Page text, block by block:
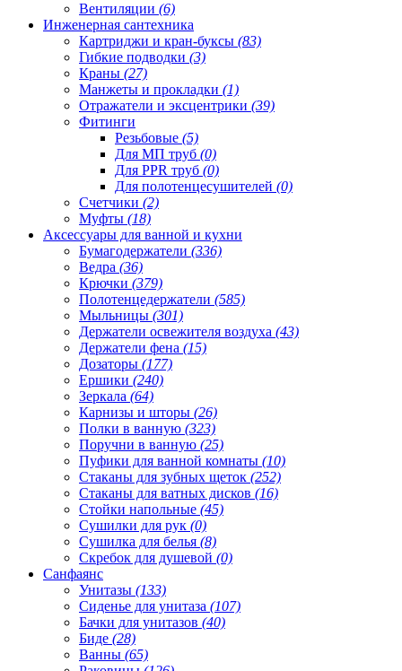
Вентиляции (6)
Инженерная сантехника
Картриджи и кран-буксы (83)
Гибкие подводки (3)
Краны (27)
Манжеты и прокладки (1)
Отражатели и эксцентрики (39)
Фитинги
Резьбовые (5)
Для МП труб (0)
Для PPR труб (0)
Для полотенцесушителей (0)
Счетчики (2)
Муфты (18)
Аксессуары для ванной и кухни
Бумагодержатели (336)
Ведра (36)
Крючки (379)
Полотенцедержатели (585)
Мыльницы (301)
Держатели освежителя воздуха (43)
Держатели фена (15)
Дозаторы (177)
Ершики (240)
Зеркала (64)
Карнизы и шторы (26)
Полки в ванную (323)
Поручни в ванную (25)
Пуфики для ванной комнаты (10)
Стаканы для зубных щеток (252)
Стаканы для ватных дисков (16)
Стойки напольные (45)
Сушилки для рук (0)
Сушилка для белья (8)
Скребок для душевой (0)
Санфаянс
Унитазы (133)
Сиденье для унитаза (107)
Бачки для унитазов (40)
Биде (28)
Ванны (65)